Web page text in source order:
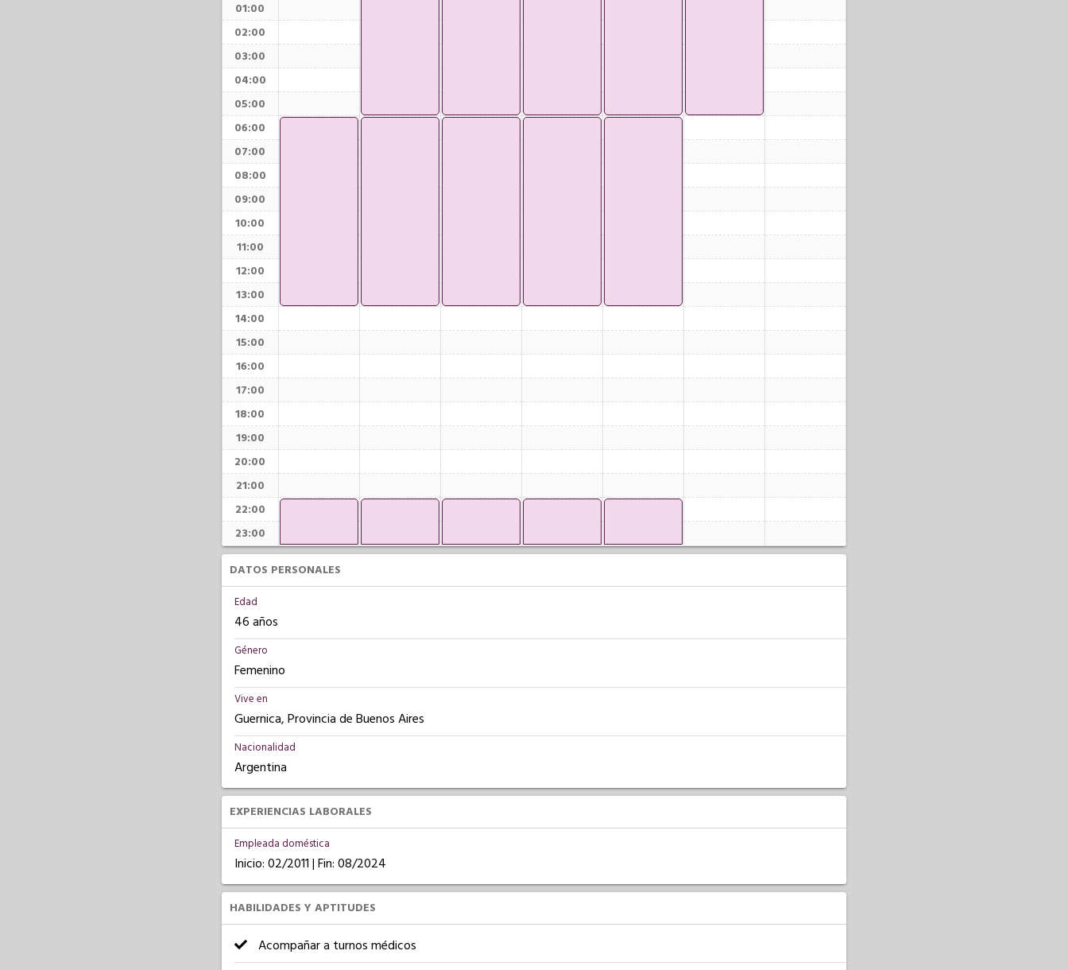
01:00
02:00
03:00
04:00
05:00
06:00
07:00
08:00
09:00
10:00
11:00
12:00
13:00
14:00
15:00
16:00
17:00
18:00
19:00
20:00
21:00
22:00
23:00
DATOS PERSONALES
Edad
46 años
Género
Femenino
Vive en
Guernica, Provincia de Buenos Aires
Nacionalidad
Argentina
EXPERIENCIAS LABORALES
Empleada doméstica
Inicio: 02/2011 | Fin: 08/2024
HABILIDADES Y APTITUDES
Acompañar a turnos médicos